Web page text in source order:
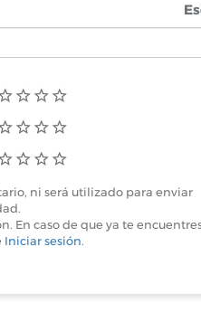
ni será utilizado para enviar
En caso de que ya te
Iniciar sesión.